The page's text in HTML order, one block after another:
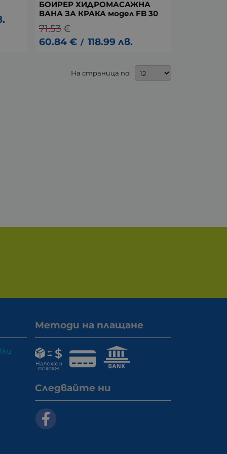
БОИРЕР ХИДРОМАСАЖНА
ВАНА ЗА КРАКА модел FB 30
71.53€
60.84 € / 118.99 лв.
На страница по:
Методи на плащане
Следвайте ни